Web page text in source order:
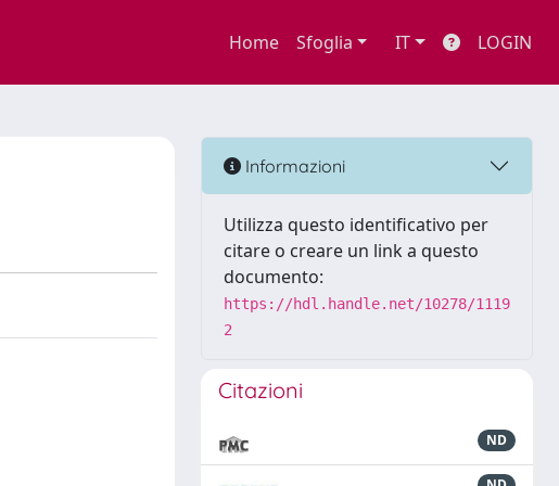
Home Sfoglia IT LOGIN
Informazioni
Utilizza questo identificativo per
citare o creare un link a questo
documento:
https://hdl.handle.net/10278/1119
2
Citazioni
ND